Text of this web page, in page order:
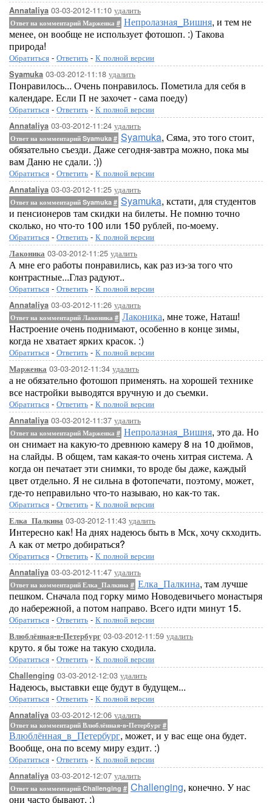
Annataliya 03-03-2012-11:10 удалить
Ответ на комментарий Марженка # Непролазная_Вишня, и тем не
менее, он вообще не использует фотошоп. :) Такова
природа!
Обратиться - Ответить - К полной версии
Syamuka 03-03-2012-11:18 удалить
Понравилось... Очень понравилось. Пометила для себя в
календаре. Если П не захочет - сама поеду)
Обратиться - Ответить - К полной версии
Annataliya 03-03-2012-11:24 удалить
Ответ на комментарий Syamuka # Syamuka, Сяма, это того стоит,
обязательно съезди. Даже сегодня-завтра можно, пока мы
вам Даню не сдали. :))
Обратиться - Ответить - К полной версии
Annataliya 03-03-2012-11:25 удалить
Ответ на комментарий Syamuka # Syamuka, кстати, для студентов
и пенсионеров там скидки на билеты. Не помню точно
сколько, но что-то 100 или 150 рублей, по-моему.
Обратиться - Ответить - К полной версии
Лаконика 03-03-2012-11:25 удалить
А мне его работы понравились, как раз из-за того что
контрастные...Глаз радуют..
Обратиться - Ответить - К полной версии
Annataliya 03-03-2012-11:26 удалить
Ответ на комментарий Лаконика # Лаконика, мне тоже, Наташ!
Настроение очень поднимают, особенно в конце зимы,
когда не хватает ярких красок. :)
Обратиться - Ответить - К полной версии
Марженка 03-03-2012-11:34 удалить
а не обязательно фотошоп применять. на хорошей технике
все настройки выводятся вручную и до съемки.
Обратиться - Ответить - К полной версии
Annataliya 03-03-2012-11:37 удалить
Ответ на комментарий Марженка # Непролазная_Вишня, это да. Но
он снимает на какую-то древнюю камеру 8 на 10 дюймов,
на слайды. В общем, там какая-то очень хитрая система. А
когда он печатает эти снимки, то вроде бы даже, каждый
цвет отдельно. Я не сильна в фотопечати, поэтому, может,
где-то неправильно что-то называю, но как-то так.
Обратиться - Ответить - К полной версии
Елка_Палкина 03-03-2012-11:43 удалить
Интересно как! На днях надеюсь быть в Мск, хочу скходить.
А как от метро добираться?
Обратиться - Ответить - К полной версии
Annataliya 03-03-2012-11:47 удалить
Ответ на комментарий Елка_Палкина # Елка_Палкина, там лучше
пешком. Сначала под горку мимо Новодевичьего монастыря
до набережной, а потом направо. Всего идти минут 15.
Обратиться - Ответить - К полной версии
Влюблённая-в-Петербург 03-03-2012-11:59 удалить
круто. я бы тоже на такую сходила.
Обратиться - Ответить - К полной версии
Challenging 03-03-2012-12:03 удалить
Надеюсь, выставки еще будут в будущем...
Обратиться - Ответить - К полной версии
Annataliya 03-03-2012-12:06 удалить
Ответ на комментарий Влюблённая-в-Петербург #
Влюблённая_в_Петербург, может, и у вас еще она будет.
Вообще, она по всему миру ездит. :)
Обратиться - Ответить - К полной версии
Annataliya 03-03-2012-12:07 удалить
Ответ на комментарий Challenging # Challenging, конечно. У нас
они часто бывают. :)